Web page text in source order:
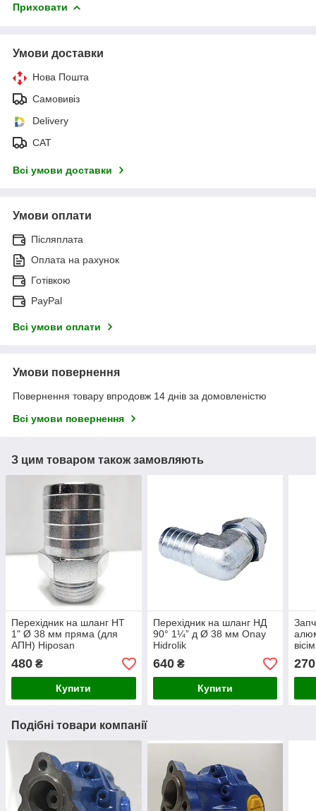
Приховати
Умови доставки
Нова Пошта
Самовивіз
Delivery
САТ
Всі умови доставки
Умови оплати
Післяплата
Оплата на рахунок
Готівкою
PayPal
Всі умови оплати
Умови повернення
Повернення товару впродовж 14 днів за домовленістю
Всі умови повернення
З цим товаром також замовляють
Перехідник на шланг НТ
1" Ø 38 мм пряма (для
АПН) Hiposan
480 ₴
Купити
Перехідник на шланг НД
90° 1¼” д Ø 38 мм Onay
Hidrolik
640₴
Купити
270
Подібні товари компанії